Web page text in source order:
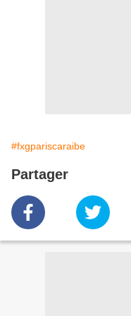
#fxgpariscaraibe
Partager